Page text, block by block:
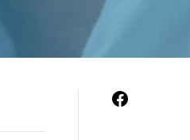
Facebook